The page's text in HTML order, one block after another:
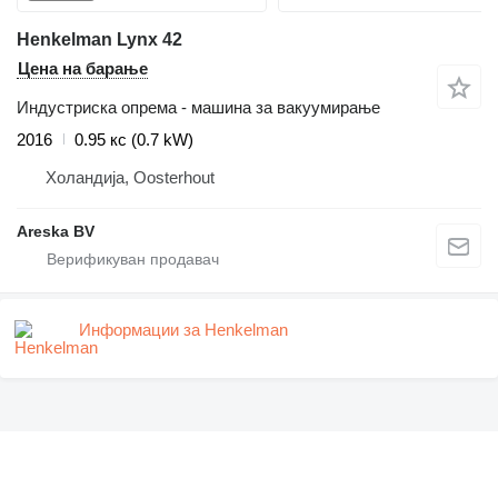
Henkelman Lynx 42
Цена на барање
Индустриска опрема - машина за вакуумирање
2016
0.95 кс (0.7 kW)
Холандија, Oosterhout
Areska BV
Информации за Henkelman